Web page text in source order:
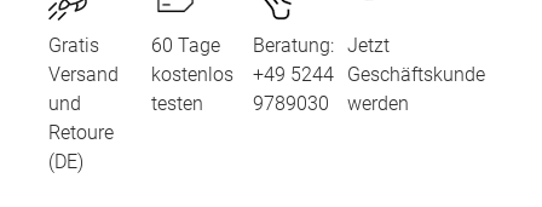
Gratis
Versand
und
Retoure
(DE)
60 Tage
kostenlos
testen
Beratung:
+49 5244
9789030
Jetzt
Geschäftskunde
werden